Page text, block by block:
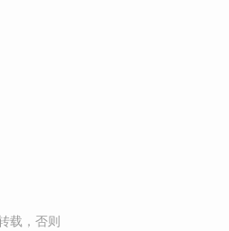
载，否则